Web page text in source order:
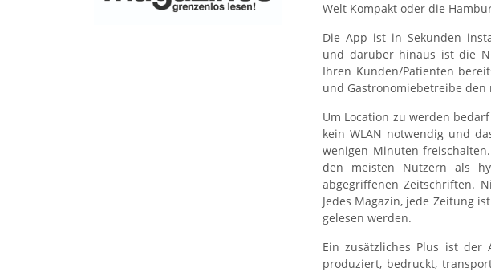
Welt Kompakt oder die
Die App ist in Sekunden
und darüber hinaus ist die
Ihren Kunden/Patienten
und Gastronomiebetreibe den
Um Location zu werden
kein WLAN notwendig und
wenigen Minuten
den meisten Nutzern als
abgegriffenen Zeitschriften.
Jedes Magazin, jede Zeitung
gelesen werden.
Ein zusätzliches Plus ist der
produziert, bedruckt,